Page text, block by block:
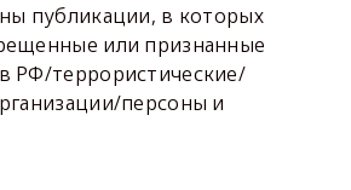
публикации, в которых
или признанные
РФ/террористические/
персоны и